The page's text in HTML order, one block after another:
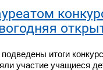
итоги
участие учащиеся